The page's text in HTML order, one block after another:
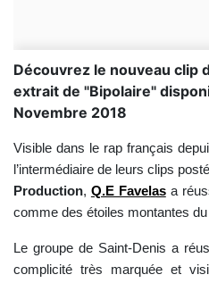
Découvrez le nouveau clip
extrait de "Bipolaire"
Novembre 2018
Visible dans le rap français
l’intermédiaire de leurs clips
Production, Q.E Favelas a
comme des étoiles montantes
Le groupe de Saint-Denis a
complicité très marquée et